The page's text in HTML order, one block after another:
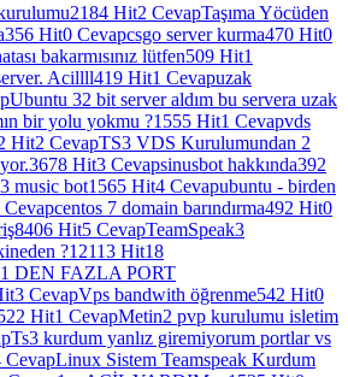
2184 Hit2 CevapTaşıma Yöcüden
356 Hit0 Cevapcsgo server kurma470 Hit0
bakarmısınız lütfen509 Hit1
Acillll419 Hit1 Cevapuzak
Ubuntu 32 bit server aldım bu servera uzak
bir yolu yokmu ?1555 Hit1 Cevapvds
Hit2 CevapTS3 VDS Kurulumundan 2
3678 Hit3 Cevapsinusbot hakkında392
music bot1565 Hit4 Cevapubuntu - birden
Cevapcentos 7 domain barındırma492 Hit0
8406 Hit5 CevapTeamSpeak3
?12113 Hit18
DEN FAZLA PORT
3 CevapVps bandwith öğrenme542 Hit0
Hit1 CevapMetin2 pvp kurulumu isletim
Ts3 kurdum yanlız giremiyorum portlar vs
CevapLinux Sistem Teamspeak Kurdum